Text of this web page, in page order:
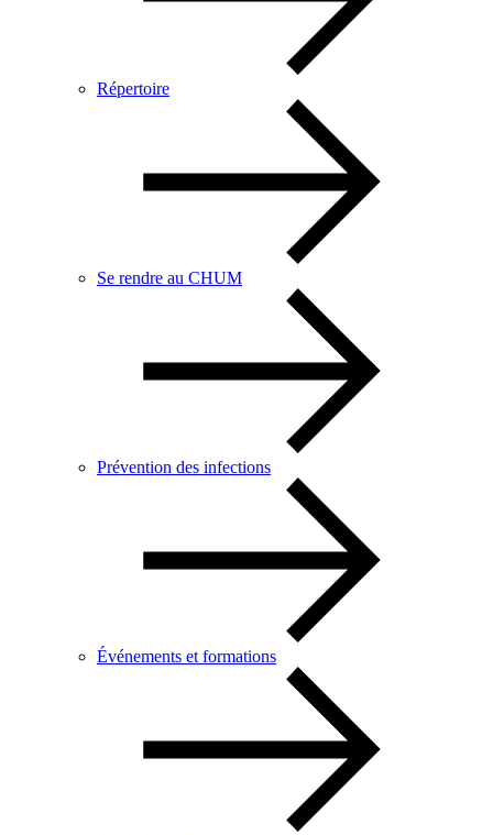
Répertoire
Se rendre au CHUM
Prévention des infections
Événements et formations